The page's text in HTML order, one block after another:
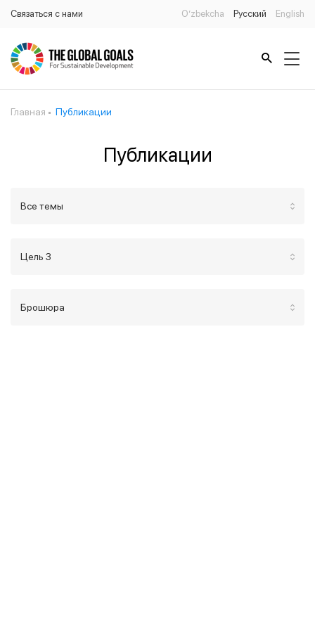
Связаться с нами O’zbekcha Русский English
Главная Публикации
Публикации
Все темы
Цель 3
Брошюра